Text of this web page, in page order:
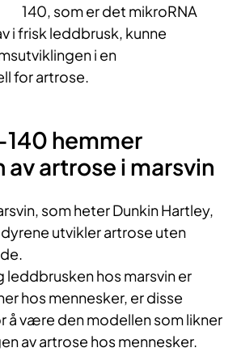
140, som er det mikroRNA
i frisk leddbrusk, kunne
i en
for artrose.
hemmer
artrose i marsvin
som heter Dunkin Hartley,
utvikler artrose uten
leddbrusken hos marsvin er
hos mennesker, er disse
å være den modellen som likner
av artrose hos mennesker.